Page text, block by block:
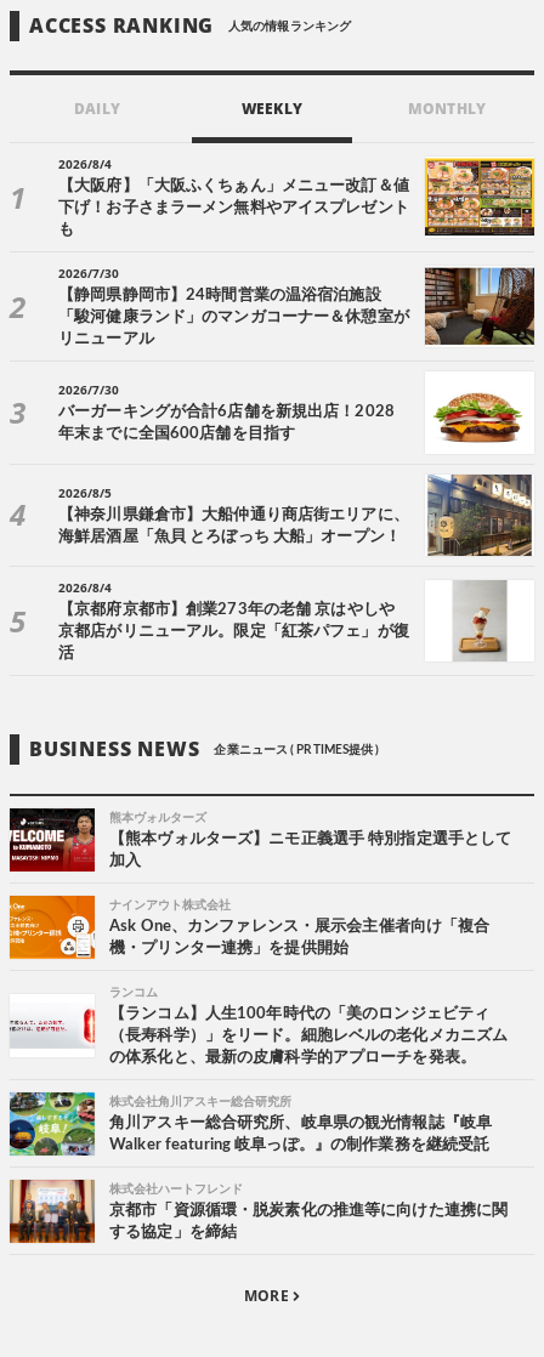
ACCESS RANKING 人気の情報ランキング
DAILY WEEKLY MONTHLY
2026/8/4
【大阪府】「大阪ふくちぁん」メニュー改訂＆値
下げ！お子さまラーメン無料やアイスプレゼント
も
2026/7/30
【静岡県静岡市】24時間営業の温浴宿泊施設
「駿河健康ランド」のマンガコーナー＆休憩室が
リニューアル
2026/7/30
バーガーキングが合計6店舗を新規出店！2028
年末までに全国600店舗を目指す
2026/8/5
【神奈川県鎌倉市】大船仲通り商店街エリアに、
海鮮居酒屋「魚貝 とろぼっち 大船」オープン！
2026/8/4
【京都府京都市】創業273年の老舗 京はやしや
京都店がリニューアル。限定「紅茶パフェ」が復
活
BUSINESS NEWS 企業ニュース ( PR TIMES提供 )
熊本ヴォルターズ
【熊本ヴォルターズ】ニモ正義選手 特別指定選手として
加入
ナインアウト株式会社
Ask One、カンファレンス・展示会主催者向け「複合
機・プリンター連携」を提供開始
ランコム
【ランコム】人生100年時代の「美のロンジェビティ
（長寿科学）」をリード。細胞レベルの老化メカニズム
の体系化と、最新の皮膚科学的アプローチを発表。
株式会社角川アスキー総合研究所
角川アスキー総合研究所、岐阜県の観光情報誌『岐阜
Walker featuring 岐阜っぽ。』の制作業務を継続受託
株式会社ハートフレンド
京都市「資源循環・脱炭素化の推進等に向けた連携に関
する協定」を締結
MORE